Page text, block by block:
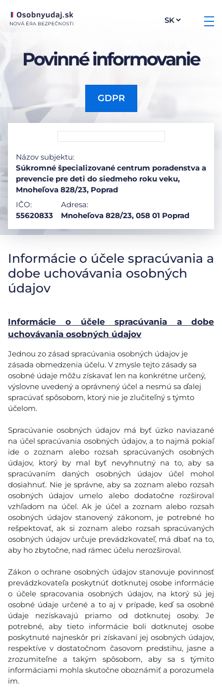
Povinné informovanie
GDPR
Názov subjektu:
Súkromné špecializované centrum poradenstva a
prevencie pre deti do siedmeho roku veku,
Mnoheľova 828/23, Poprad
IČO:
55620833
Adresa:
Mnoheľova 828/23, 058 01 Poprad
Informácie o účele spracúvania a
dobe uchovávania osobných
údajov
Informácie o účele spracúvania a dobe
uchovávania osobných údajov
Jednou zo zásad spracúvania osobných údajov je
zásada obmedzenia účelu. V zmysle tejto zásady sa
osobné údaje môžu získavať len na konkrétne určený,
výslovne uvedený a oprávnený účel a nesmú sa ďalej
spracúvať spôsobom, ktorý nie je zlučiteľný s týmto
účelom.
Spracúvanie osobných údajov má byť úzko naviazané
na účel spracúvania osobných údajov, a to najmä pokiaľ
ide o zoznam alebo rozsah spracúvaných osobných
údajov, ktorý by mal byť nevyhnutný na to, aby sa
spracúvaním daných osobných údajov účel mohol
dosiahnuť. Nie je správne, aby sa zoznam alebo rozsah
osobných údajov umelo alebo dodatočne rozširoval
vzhľadom na účel. Ak je účel a zoznam alebo rozsah
osobných údajov stanovený zákonom, je potrebné ho
rešpektovať, ak si zoznam alebo rozsah spracúvaných
osobných údajov určuje prevádzkovateľ, má dbať na to,
aby ho zbytočne, nad rámec účelu nerozširoval.
Zákon o ochrane osobných údajov stanovuje povinnosť
prevádzkovateľa poskytnúť dotknutej osobe informácie
o účele spracovania osobných údajov, na ktorý sú jej
osobné údaje určené a to aj v prípade, keď sa osobné
údaje nezískavajú priamo od dotknutej osoby. Je
potrebné, aby tieto informácie boli dotknutej osobe
poskytnuté najneskôr pri získavaní jej osobných údajov,
respektíve v dostatočnom časovom predstihu, jasne a
zrozumiteľne a takým spôsobom, aby sa s týmito
informáciami mohla skutočne oboznámiť a porozumela
im.